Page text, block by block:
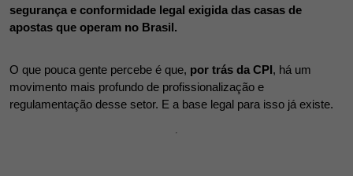
segurança e conformidade legal exigida das casas de
apostas que operam no Brasil.
O que pouca gente percebe é que, por trás da CPI , há um
movimento mais profundo de profissionalização e
regulamentação desse setor. E a base legal para isso já existe.